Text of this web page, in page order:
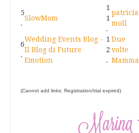
5
.
SlowMom
1
1
.
patricia
moll
6
.
Wedding Events Blog -
Il Blog di Future
Emotion
1
2
.
Due
volte
Mamma
(Cannot add links: Registration/trial expired)